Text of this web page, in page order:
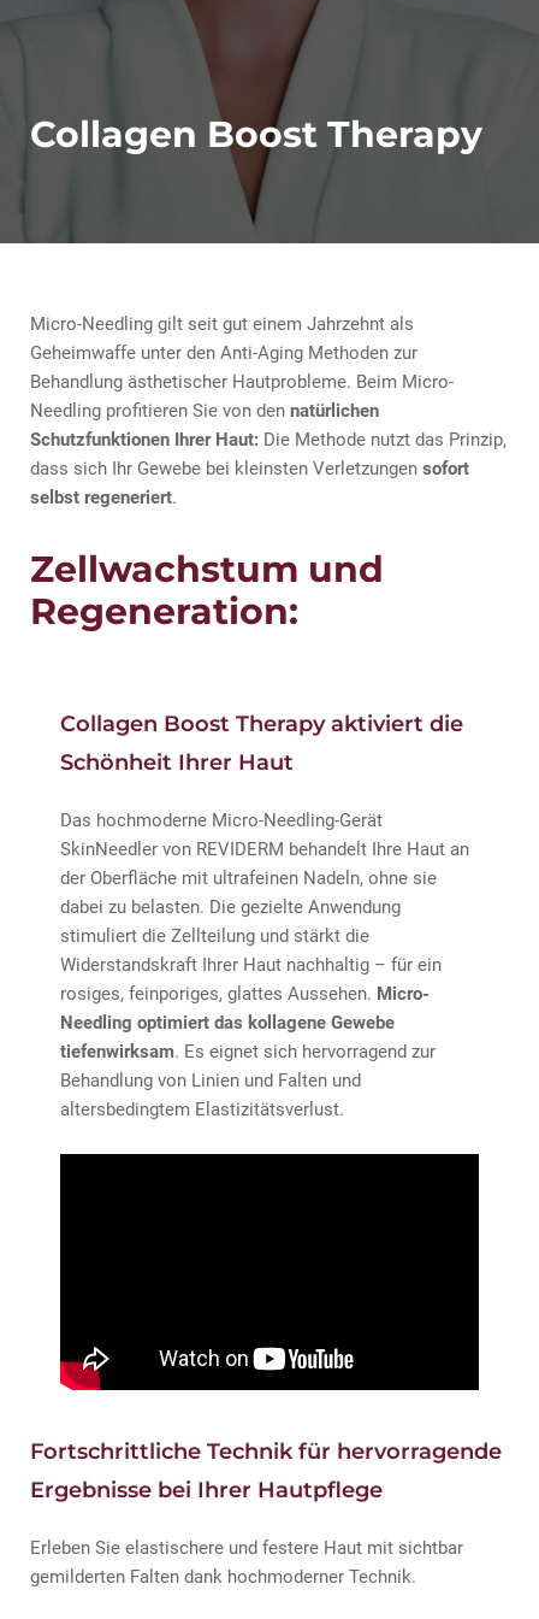
Collagen Boost Therapy
Micro-Needling gilt seit gut einem Jahrzehnt als
Geheimwaffe unter den Anti-Aging Methoden zur
Behandlung ästhetischer Hautprobleme. Beim Micro-
Needling profitieren Sie von den natürlichen
Schutzfunktionen Ihrer Haut: Die Methode nutzt das Prinzip,
dass sich Ihr Gewebe bei kleinsten Verletzungen sofort
selbst regeneriert.
Zellwachstum und
Regeneration:
Collagen Boost Therapy aktiviert die
Schönheit Ihrer Haut
Das hochmoderne Micro-Needling-Gerät
SkinNeedler von REVIDERM behandelt Ihre Haut an
der Oberfläche mit ultrafeinen Nadeln, ohne sie
dabei zu belasten. Die gezielte Anwendung
stimuliert die Zellteilung und stärkt die
Widerstandskraft Ihrer Haut nachhaltig – für ein
rosiges, feinporiges, glattes Aussehen. Micro-
Needling optimiert das kollagene Gewebe
tiefenwirksam. Es eignet sich hervorragend zur
Behandlung von Linien und Falten und
altersbedingtem Elastizitätsverlust.
Fortschrittliche Technik für hervorragende
Ergebnisse bei Ihrer Hautpflege
Erleben Sie elastischere und festere Haut mit sichtbar
gemilderten Falten dank hochmoderner Technik.